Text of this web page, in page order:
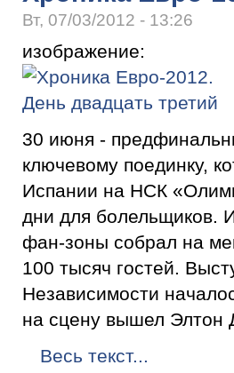
Вт, 07/03/2012 - 13:26
изображение:
30 июня -
ключевому поединку,
Испании на НСК
дни для болельщиков.
фан-зоны собрал на
100 тысяч гостей.
Независимости
на сцену вышел Элтон
Весь текст...